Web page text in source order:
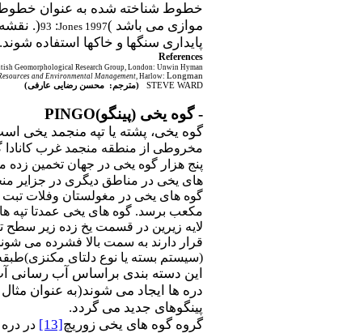
خطوط شناخته شده به عنوان خطوط
موازی می باشد (
Jones 1997
:
93
)
.
پایداری سنگها و خاکها استفاده شوند.
References
Geomorphological Research Group, London: Unwin Hyman.
and Environmental Management, Harlow: Longman.
STEVE WARD
(مترجم: محسن رضایی عارفی)
- گوه یخی (پینگو)PINGO
گوه یخی، پشته یا تپه منجمد یخی
مخروطی از منطقه منجمد غرب کانادا
پنج هزار گوه یخی در جهان تخمین زده
های یخی در مناطق دیگری در جزایر
مکعب برسد. گوه های یخی عمدتا تپه
لایه زیرین در قسمت یخ زده زیر
قرار دارند به سمت بالا فشرده می
(سیستم بسته یا نوع دلتای
این دسته بندی براساس آب رسانی
دره ها ایجاد می شوند(به عنوان
پینگوهای جدید می گردد.
گروه گوه های یخی زوریچ[13] در